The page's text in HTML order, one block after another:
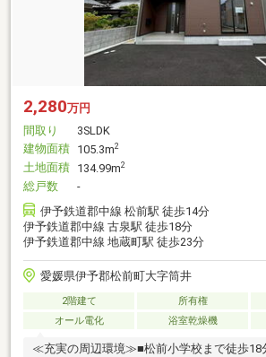
2,280万円
間取り
3SLDK
建物面積 105.3m2
土地面積 134.99m2
総戸数
-
伊予鉄道郡中線 松前駅 徒歩14分
伊予鉄道郡中線 古泉駅 徒歩18分
伊予鉄道郡中線 地蔵町駅 徒歩23分
愛媛県伊予郡松前町大字筒井
2階建て 所有権
オール電化
浴室乾燥機
≪充実の周辺環境≫■松前小学校まで徒歩18